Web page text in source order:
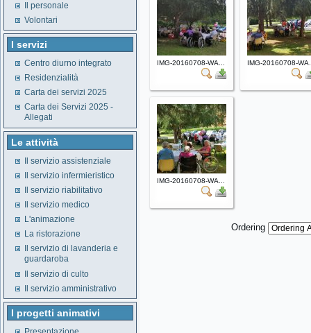
Il personale
Volontari
I servizi
Centro diurno integrato
Residenzialità
Carta dei servizi 2025
Carta dei Servizi 2025 -
Allegati
Le attività
Il servizio assistenziale
Il servizio infermieristico
Il servizio riabilitativo
Il servizio medico
L'animazione
La ristorazione
Il servizio di lavanderia e
guardaroba
Il servizio di culto
Il servizio amministrativo
I progetti animativi
IMG-20160708-WA... IMG-20160708-
IMG-20160708-WA...
Ordering